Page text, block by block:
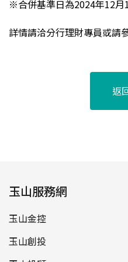
※合併基準日為2024年12月
詳情請洽分行理財專員或請
返
玉山服務網
玉山金控
玉山創投